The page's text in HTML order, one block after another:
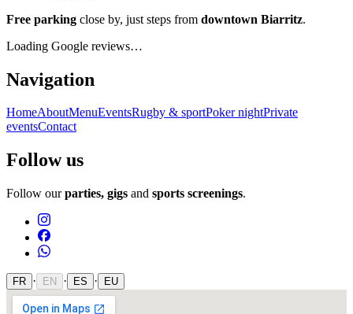
Free parking close by, just steps from downtown Biarritz.
Loading Google reviews…
Navigation
HomeAboutMenuEventsRugby & sportPoker nightPrivate
eventsContact
Follow us
Follow ourparties, gigs and sports screenings.
FR · EN · ES · EU